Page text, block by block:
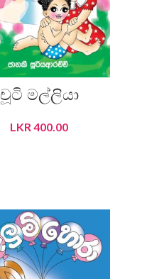
චූටි මල්ලියා
LKR400.00